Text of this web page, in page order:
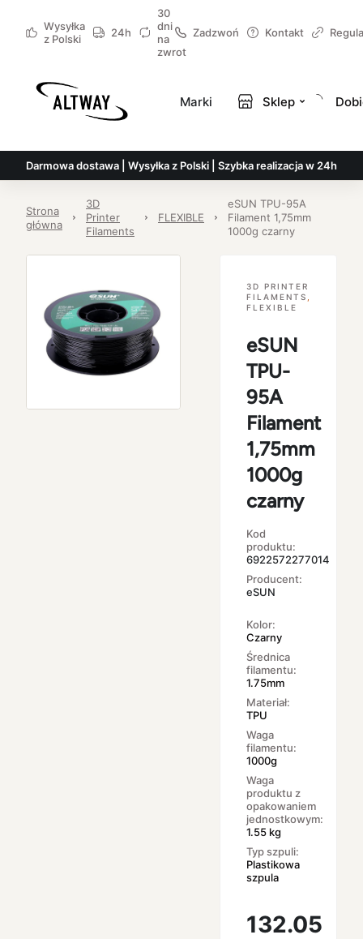
Wysyłka
z Polski
24h
30
dni
na
zwrot
Zadzwoń Kontakt
Marki Sklep
Darmowa dostawa | Wysyłka z Polski | Szybka realizacja w 24h
Strona
główna
3D
Printer
Filaments
FLEXIBLE
eSUN TPU-95A
Filament 1,75mm
1000g czarny
3D PRINTER
FILAMENTS
FLEXIBLE
eSUN
TPU-
95A
Filament
1,75mm
1000g
czarny
Kod
produktu:
6922572277014
Producent:
eSUN
Kolor:
Czarny
Średnica
filamentu:
1.75mm
Materiał:
TPU
Waga
filamentu:
1000g
Waga
produktu z
opakowaniem
jednostkowym:
1.55 kg
Typ szpuli:
Plastikowa
szpula
132.05